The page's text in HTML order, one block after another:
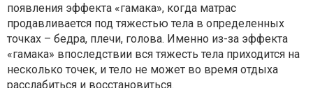
появления эффекта «гамака», когда матрас
продавливается под тяжестью тела в определенных
точках – бедра, плечи, голова. Именно из-за эффекта
«гамака» впоследствии вся тяжесть тела приходится на
несколько точек, и тело не может во время отдыха
расслабиться и восстановиться.